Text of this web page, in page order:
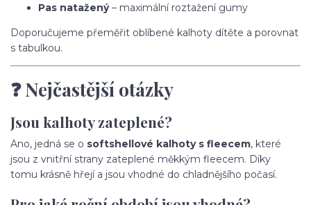
Pas natažený– maximální roztažení gumy
Doporučujeme přeměřit oblíbené kalhoty dítěte a porovnat
s tabulkou.
❓ Nejčastější otázky
Jsou kalhoty zateplené?
Ano, jedná se o softshellové kalhoty s fleecem, které
jsou z vnitřní strany zateplené měkkým fleecem. Díky
tomu krásně hřejí a jsou vhodné do chladnějšího počasí.